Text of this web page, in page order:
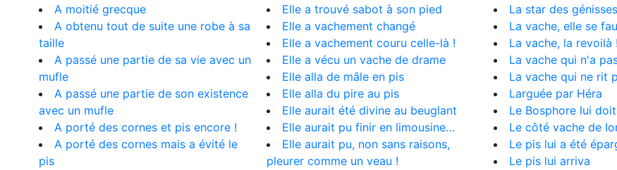
A moitié grecque
A obtenu tout de suite une robe à sa
taille
A passé une partie de sa vie avec un
mufle
A passé une partie de son existence
avec un mufle
A porté des cornes et pis encore !
A porté des cornes mais a évité le
pis
Elle a trouvé sabot à son pied
Elle a vachement changé
Elle a vachement couru celle-là !
Elle a vécu un vache de drame
Elle alla de mâle en pis
Elle alla du pire au pis
Elle aurait été divine au beuglant
Elle aurait pu finir en limousine…
Elle aurait pu, non sans raisons,
pleurer comme un veau !
La star des génisses
La vache, elle se
La vache, la revoilà !
La vache qui n'a
La vache qui ne rit
Larguée par Héra
Le Bosphore lui
Le côté vache de
Le pis lui a été
Le pis lui arriva